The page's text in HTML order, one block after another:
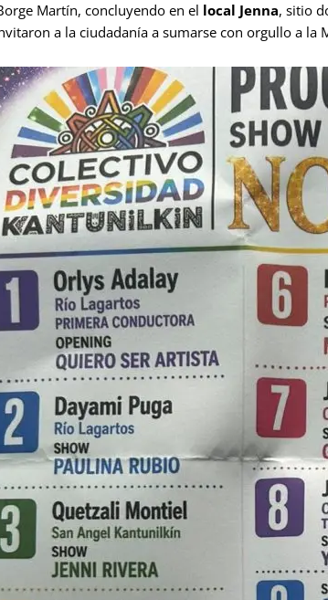
Martín, concluyendo en el local Jenna, sitio
a la ciudadanía a sumarse con orgullo a la